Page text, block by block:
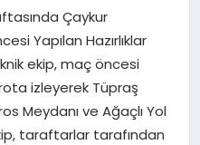
Çaykur
Yapılan Hazırlıklar
ekip, maç öncesi
izleyerek Tüpraş
Meydanı ve Ağaçlı Yol
taraftarlar tarafından